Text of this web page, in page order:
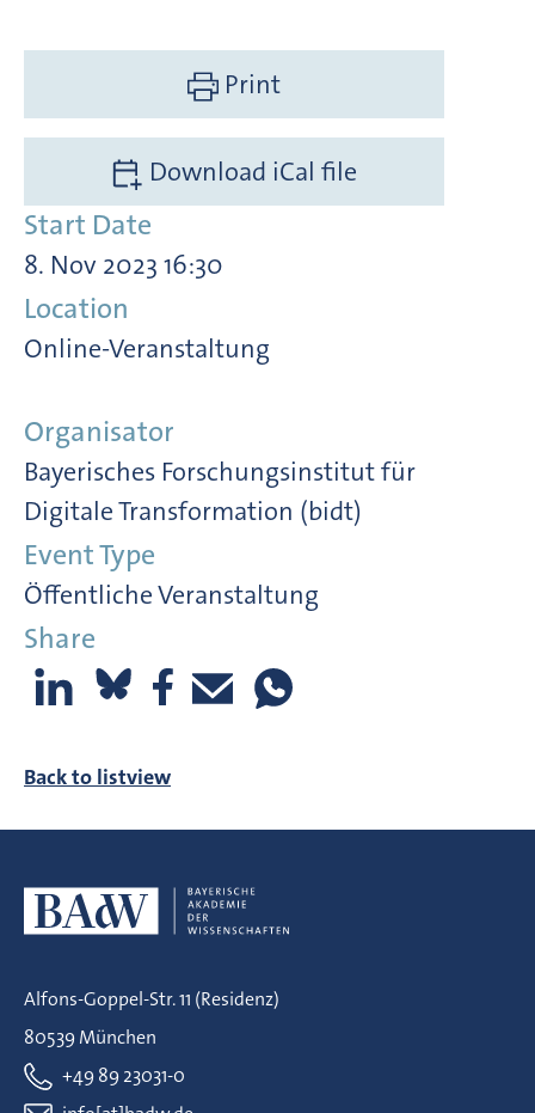
Print
Download iCal file
Start Date
8. Nov 2023 16:30
Location
Online-Veranstaltung
Organisator
Bayerisches Forschungsinstitut für
Digitale Transformation (bidt)
Event Type
Öffentliche Veranstaltung
Share
Back to listview
Alfons-Goppel-Str. 11 (Residenz)
80539 München
+49 89 23031-0